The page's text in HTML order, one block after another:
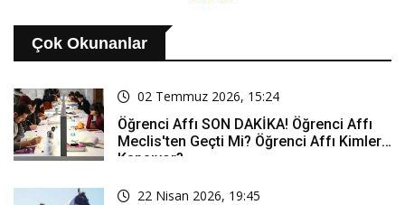
Çok Okunanlar
02 Temmuz 2026, 15:24
Öğrenci Affı SON DAKİKA! Öğrenci Affı
Meclis'ten Geçti Mi? Öğrenci Affı Kimleri
Kapsıyor?
22 Nisan 2026, 19:45